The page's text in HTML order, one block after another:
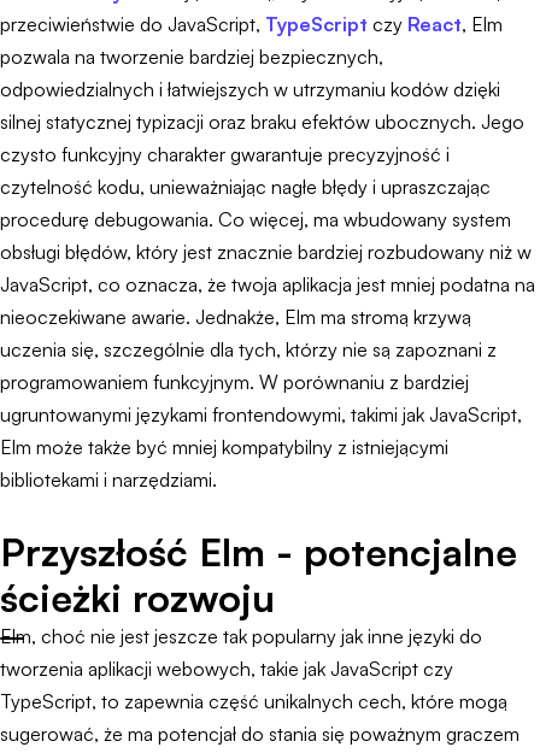
przeciwieństwie do JavaScript, TypeScript czy React, Elm
pozwala na tworzenie bardziej bezpiecznych,
odpowiedzialnych i łatwiejszych w utrzymaniu kodów dzięki
silnej statycznej typizacji oraz braku efektów ubocznych. Jego
czysto funkcyjny charakter gwarantuje precyzyjność i
czytelność kodu, unieważniając nagłe błędy i upraszczając
procedurę debugowania. Co więcej, ma wbudowany system
obsługi błędów, który jest znacznie bardziej rozbudowany niż w
JavaScript, co oznacza, że twoja aplikacja jest mniej podatna na
nieoczekiwane awarie. Jednakże, Elm ma stromą krzywą
uczenia się, szczególnie dla tych, którzy nie są zapoznani z
programowaniem funkcyjnym. W porównaniu z bardziej
ugruntowanymi językami frontendowymi, takimi jak JavaScript,
Elm może także być mniej kompatybilny z istniejącymi
bibliotekami i narzędziami.
Przyszłość Elm - potencjalne
ścieżki rozwoju
Elm, choć nie jest jeszcze tak popularny jak inne języki do
tworzenia aplikacji webowych, takie jak JavaScript czy
TypeScript, to zapewnia część unikalnych cech, które mogą
sugerować, że ma potencjał do stania się poważnym graczem